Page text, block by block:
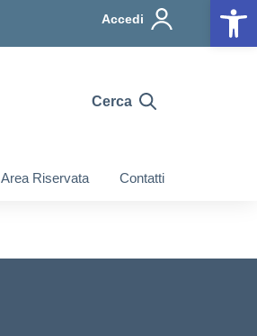
Accedi
Cerca
Area Riservata Contatti